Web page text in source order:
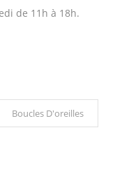
de 11h à 18h.
Boucles D'oreilles